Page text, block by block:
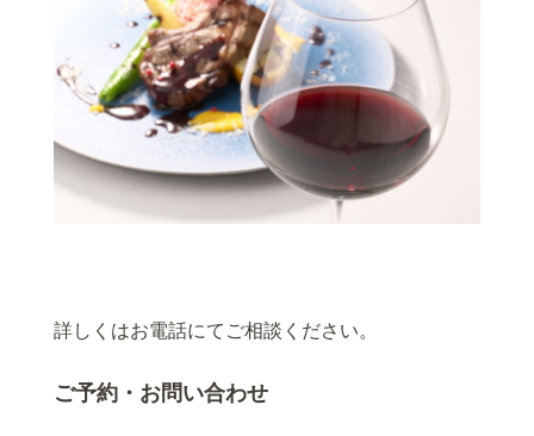
詳しくはお電話にてご相談ください。
ご予約・お問い合わせ